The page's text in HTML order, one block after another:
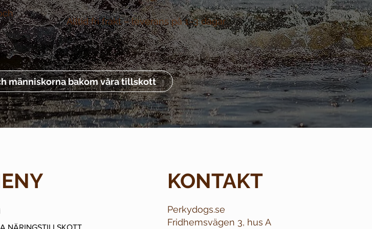
människorna bakom våra tillskott
Alltid fri frakt –leverans på 1–3 dagar
NÄRINGSTILLSKOTT
KONTAKT
Perkydogs.se
Fridhemsvägen 3, hus A